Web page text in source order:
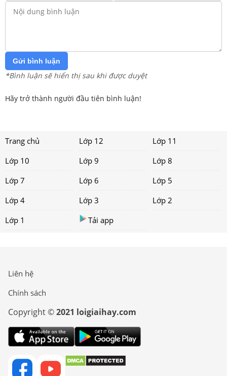
Gửi bình luận
*Bình luận sẽ hiển thị sau khi được duyệt
Hãy trở thành người đầu tiên bình luận!
Trang chủ Lớp 12
Lớp 11
Lớp 10
Lớp 9
Lớp 8
Lớp 7
Lớp 6
Lớp 5
Lớp 4
Lớp 3
Lớp 2
Lớp 1
Tải app
Liên hệ
Chính sách
Copyright ©2021 loigiaihay.com